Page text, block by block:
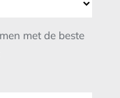
met de beste